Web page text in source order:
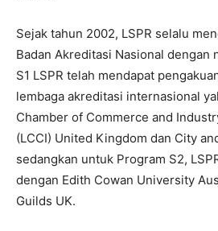
Sejak tahun 2002, LSPR selalu
Badan Akreditasi Nasional dengan
S1 LSPR telah mendapat
lembaga akreditasi internasional
Chamber of Commerce and
(LCCI) United Kingdom dan City
sedangkan untuk Program S2,
dengan Edith Cowan University
Guilds UK.